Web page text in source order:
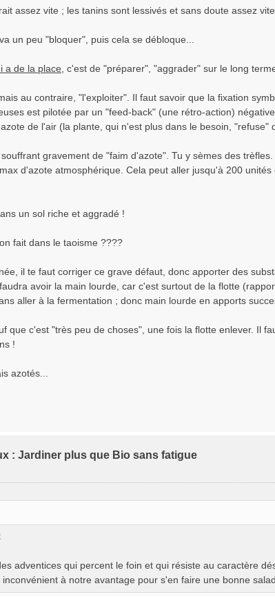
assez vite ; les tanins sont lessivés et sans doute assez
un peu "bloquer", puis cela se débloque...
a de la place , c'est de "préparer", "aggrader" sur le long
au contraire, "l'exploiter". Il faut savoir que la fixation
est pilotée par un "feed-back" (une rétro-action)
de l'air (la plante, qui n'est plus dans le besoin, "refuse"
gravement de "faim d'azote". Tu y sèmes des
d'azote atmosphérique. Cela peut aller jusqu'à 200
un sol riche et aggradé !
fait dans le taoisme ????
il te faut corriger ce grave défaut, donc apporter des
avoir la main lourde, car c'est surtout de la flotte
aller à la fermentation ; donc main lourde en apports
que c'est "très peu de choses", une fois la flotte enlever. Il
!
azotés...
: Jardiner plus que Bio sans fatigue
adventices qui percent le foin et qui résiste au caractère
à notre avantage pour s'en faire une bonne